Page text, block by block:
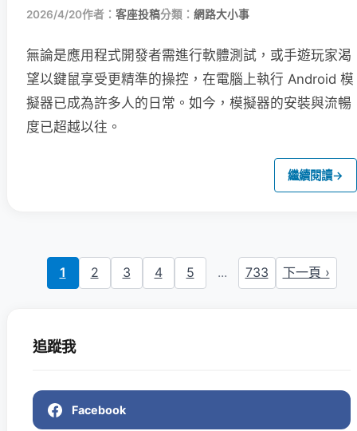
2026/4/20作者： 客座投稿分類： 網路大小事
無論是應用程式開發者需進行軟體測試，或手遊玩家渴
望以鍵鼠享受更精準的操控，在電腦上執行 Android 模
擬器已成為許多人的日常。如今，模擬器的安裝與流暢
度已超越以往。
繼續閱讀→
1 2 3 4 5 ... 733 下一頁 ›
追蹤我
Facebook